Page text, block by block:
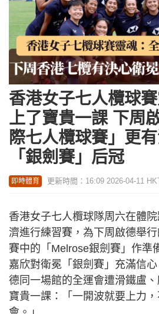
香港女子七人欖球
上了寶貴一課 下周
際七人欖球賽」更
「銀劍賽」后冠
即時體育 更新時間：16:09 2026-04-11
香港女子七人欖球隊周六在體
濟進行練習賽，為下周啟德舉
賽中的「Melrose銀劍賽」作準
嘉欣對衛冕「銀劍賽」充滿信
德同一場館的全運會遭滑鐵盧
寶貴一課：「一開波就要上力